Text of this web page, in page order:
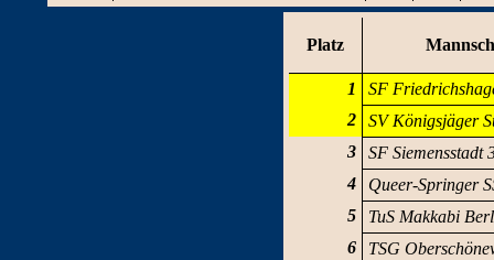
Platz
1
SF
2
SV Königsjäger
3
SF Siemensstadt
4
Queer-Springer
5
TuS Makkabi
6
TSG